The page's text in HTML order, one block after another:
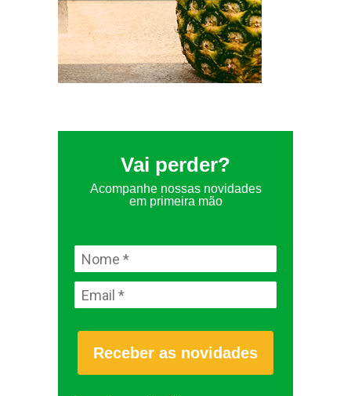
Vai perder?
Acompanhe nossas novidades
em primeira mão
Receber as novidades